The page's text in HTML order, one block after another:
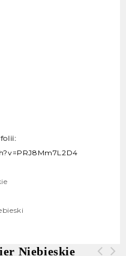
Niebieskie